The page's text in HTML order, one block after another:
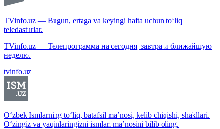
TVinfo.uz — Bugun, ertaga va keyingi hafta uchun to‘liq
teledasturlar.
TVinfo.uz — Телепрограмма на сегодня, завтра и ближайшую
неделю.
tvinfo.uz
O‘zbek Ismlarning to‘liq, batafsil ma’nosi, kelib chiqishi, shakllari.
O‘zingiz va yaqinlaringizni ismlari ma’nosini bilib oling.